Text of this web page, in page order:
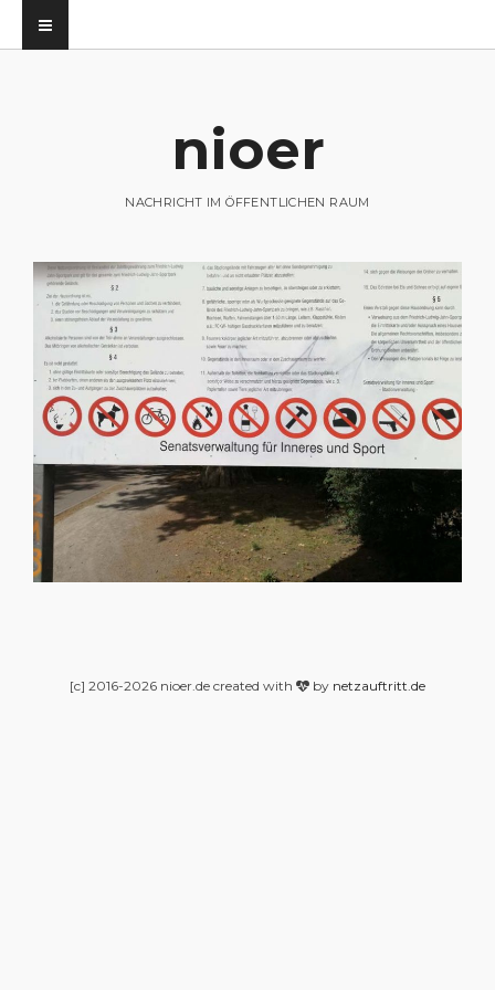
nioer
NACHRICHT IM ÖFFENTLICHEN RAUM
[c] 2016-2026 nioer.de created with by netzauftritt.de